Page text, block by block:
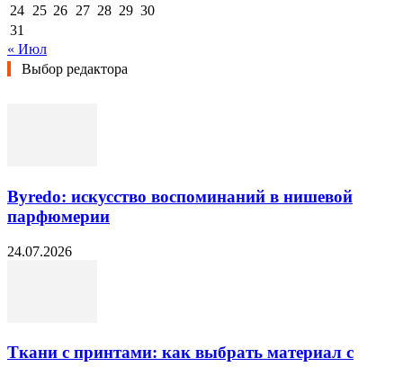
24 25 26 27 28 29 30
31
« Июл
Выбор редактора
Byredo: искусство воспоминаний в нишевой
парфюмерии
24.07.2026
Ткани с принтами: как выбрать материал с